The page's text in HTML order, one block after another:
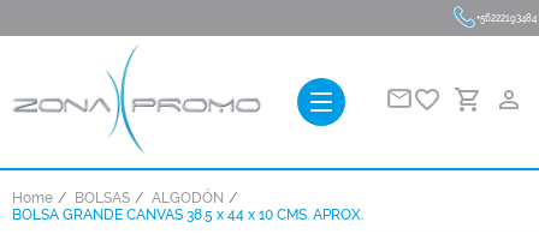
+56222193484
favorite_border person_outline
Home BOLSAS
ALGODÓN
BOLSA GRANDE CANVAS 38.5 x 44 x 10 CMS. APROX.